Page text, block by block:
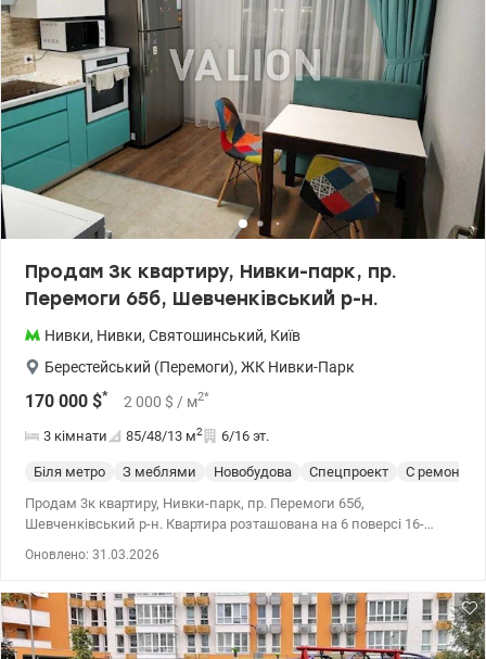
Продам 3к квартиру, Нивки-парк, пр.
Перемоги 65б, Шевченківський р-н.
Нивки, Нивки, Святошинський, Київ
Берестейський (Перемоги), ЖК Нивки-Парк
170 000 $* 2 000 $ / м2*
3 кімнати 85/48/13 м2 6/16 эт.
Біля метро З меблями Новобудова Спецпроект
С ремонтом
Продам 3к квартиру, Нивки-парк, пр. Перемоги 65б,
Шевченківський р-н. Квартира розташована на 6 поверсі 16-
опалення, бойлер для води на 80л. Три окремі кімнати, два
санвузли, простора кухня-їдальня. Територія комплексу
закритого типу з цілодобовою охороною та
Оновлено: 31.03.2026